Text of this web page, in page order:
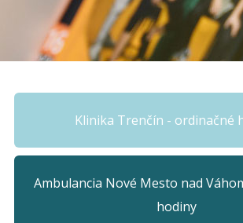
Klinika Trenčín - ordinačné
Ambulancia Nové Mesto nad
hodiny